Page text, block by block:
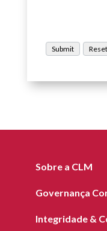
Sobre a CLM
Governança
Integridade &